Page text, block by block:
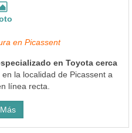
en Picassent
en Toyota cerca
en la localidad de Picassent a
línea recta.